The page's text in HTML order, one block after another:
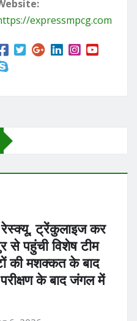
expressmpcg.com
ट्रेंकुलाइज कर
से पहुंची विशेष टीम
की मशक्कत के बाद
के बाद जंगल में